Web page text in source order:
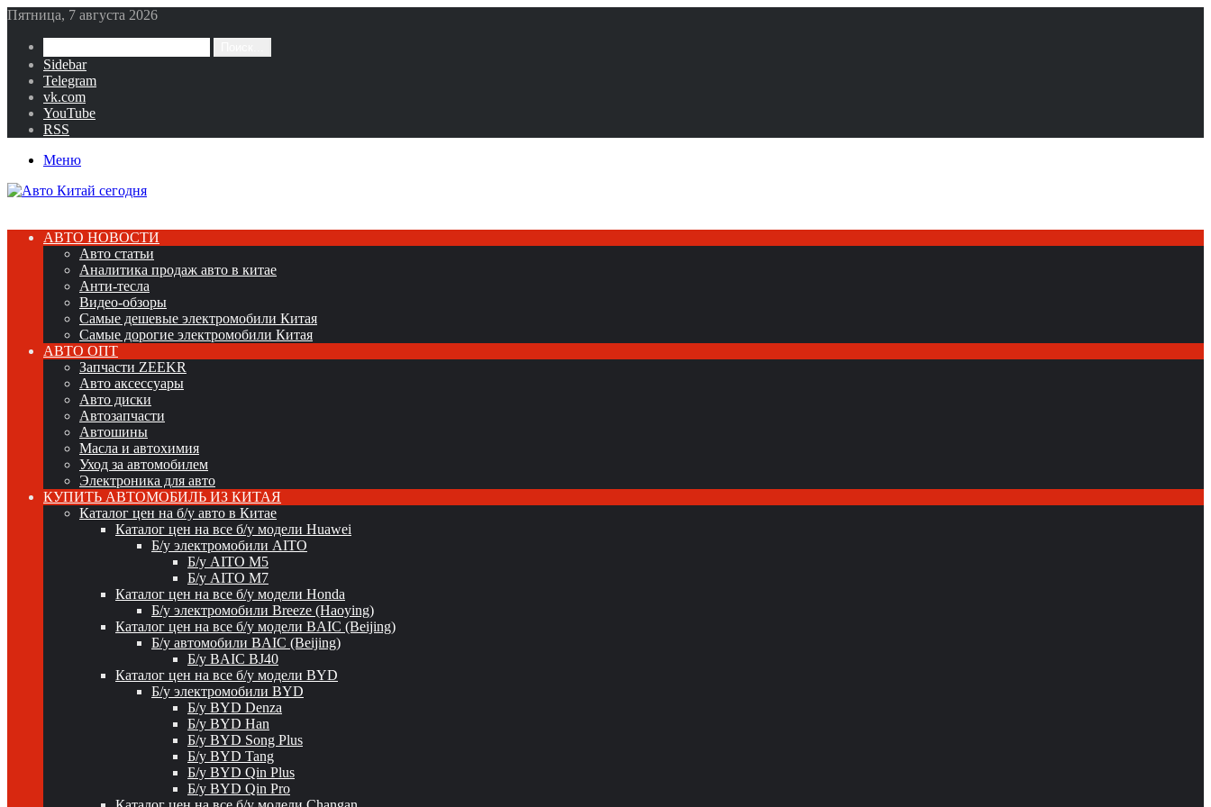
Пятница, 7 августа 2026
Sidebar
Telegram
vk.com
YouTube
RSS
Меню
АВТО НОВОСТИ
Авто статьи
Аналитика продаж авто в китае
Анти-тесла
Видео-обзоры
Самые дешевые электромобили Китая
Самые дорогие электромобили Китая
АВТО ОПТ
Запчасти ZEEKR
Авто аксессуары
Авто диски
Автозапчасти
Автошины
Масла и автохимия
Уход за автомобилем
Электроника для авто
КУПИТЬ АВТОМОБИЛЬ ИЗ КИТАЯ
Каталог цен на б/у авто в Китае
Каталог цен на все б/у модели Huawei
Б/у электромобили AITO
Б/у AITO M5
Б/у AITO M7
Каталог цен на все б/у модели Honda
Б/у электромобили Breeze (Haoying)
Каталог цен на все б/у модели BAIC (Beijing)
Б/у автомобили BAIC (Beijing)
Б/у BAIC BJ40
Каталог цен на все б/у модели BYD
Б/у электромобили BYD
Б/у BYD Denza
Б/у BYD Han
Б/у BYD Song Plus
Б/у BYD Tang
Б/у BYD Qin Plus
Б/у BYD Qin Pro